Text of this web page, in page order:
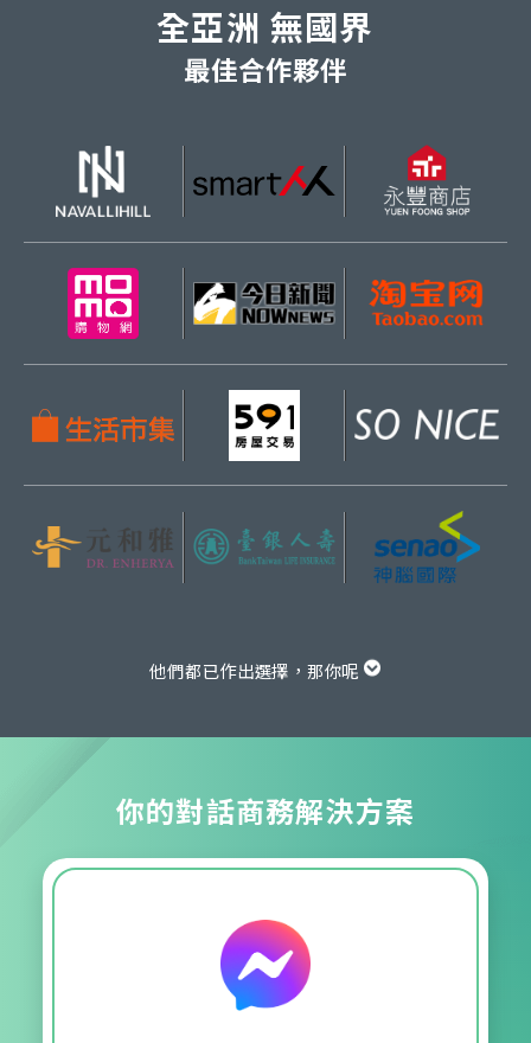
全亞洲 無國界
最佳合作夥伴
他們都已作出選擇，那你呢
你的對話商務解決方案